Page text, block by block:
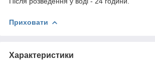
Приховати
Характеристики